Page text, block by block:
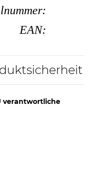
EAN:
verantwortliche